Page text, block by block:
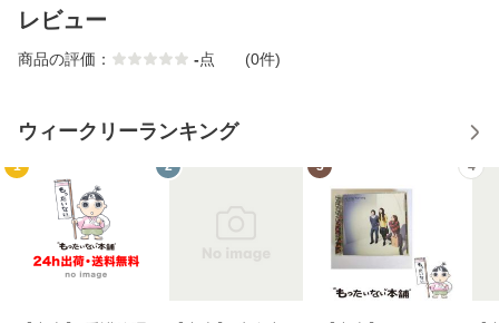
レビュー
商品の評価： -点 (0件)
ウィークリーランキング
1 2 3 4